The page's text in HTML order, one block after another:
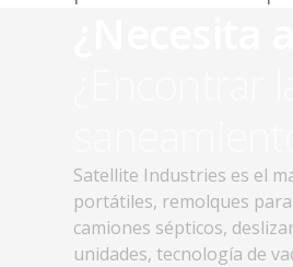
Satellite Industries es el
portátiles, remolques
camiones sépticos,
unidades, tecnología de